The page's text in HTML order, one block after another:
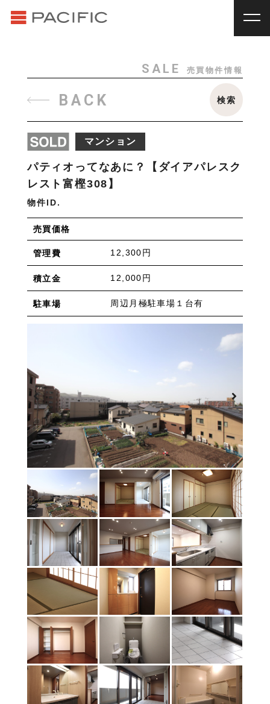
About us _私たちについて
Staff _スタッフ
News _お知らせ
賃貸オーナー様へ
物件を売りたい方へ
物件を買いたい方へ
採用情報
種別
アパート マンション 戸建 駐車場
トランク
ルーム
店舗・事務所
入居人数
単身 ２人暮らし
間取り
ワンルーム 1K 1DK 1LDK
2K/2DK/2LDK
3K/3DK/3LDK
4K/4DK/4LDK 5K以上
金沢市中心部 南部(野々市方面)
中部(金沢駅/県庁方面)
西部(西金沢/西インター)
その他
野々市市 白山市 能美市
小松市
かほく市
河北郡
SALE 売買物件情報
BACK 検索
マンション
パティオってなあに？【ダイアパレスク
レスト富樫308】
物件ID.
売買価格
管理費 12,300円
積立金 12,000円
駐車場 周辺月極駐車場１台有